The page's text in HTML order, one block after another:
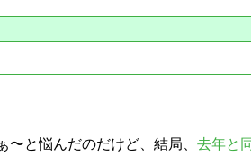
〜と悩んだのだけど、結局、 去年と